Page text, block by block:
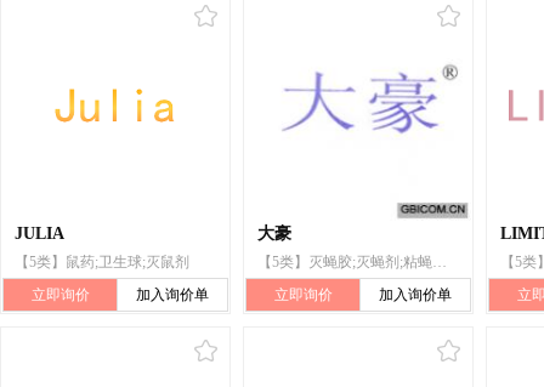
JULIA
【5类】鼠药;卫生球;灭鼠剂
立即询价
加入询价单
大豪
【5类】灭蝇胶;灭蝇剂;粘蝇纸;捕蝇粘胶剂;蚊香;驱虫剂;灭鼠剂;粘鼠板;卫生球
立即询价
加入询价单 立